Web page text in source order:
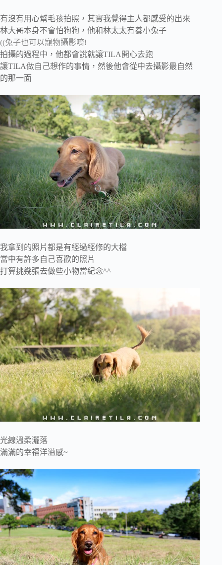
有沒有用心幫毛孩拍照，其實我覺得主人都感受的出來
林大哥本身不會怕狗狗，他和林太太有養小兔子
((兔子也可以寵物攝影唷!
拍攝的過程中，他都會說就讓TILA開心去跑
讓TILA做自己想作的事情，然後他會從中去攝影最自然
的那一面
我拿到的照片都是有經過經修的大檔
當中有許多自己喜歡的照片
打算挑幾張去做些小物當紀念^^
光線溫柔灑落
滿滿的幸福洋溢感~